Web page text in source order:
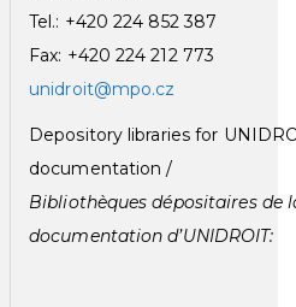
Tel.: +420 224 852 387
Fax: +420 224 212 773
unidroit@mpo.cz
Depository libraries for
documentation /
Bibliothèques dépositaires de
documentation d’UNIDROIT: